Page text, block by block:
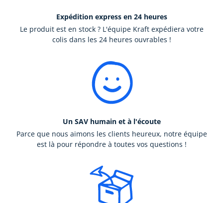
Expédition express en 24 heures
Le produit est en stock ? L'équipe Kraft expédiera votre
colis dans les 24 heures ouvrables !
Un SAV humain et à l'écoute
Parce que nous aimons les clients heureux, notre équipe
est là pour répondre à toutes vos questions !